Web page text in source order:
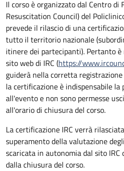
Il corso è organizzato dal Centro di
Resuscitation Council) del
prevede il rilascio di una
tutto il territorio nazionale
itinere dei partecipanti). Pertanto
sito web di IRC (https://
guiderà nella corretta
la certificazione è indispensabile
all'evento e non sono permesse
all'orario di chiusura del corso.
La certificazione IRC verrà
superamento della valutazione
scaricata in autonomia dal sito IRC
dalla chiusura del corso.